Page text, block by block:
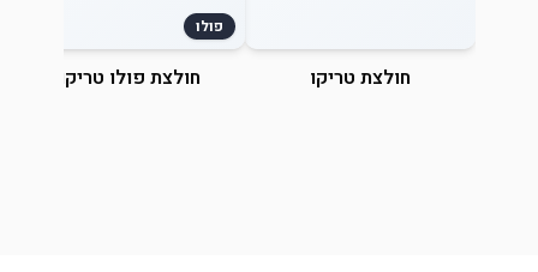
חולצת טריקו
פולו
חולצת פולו טריקו